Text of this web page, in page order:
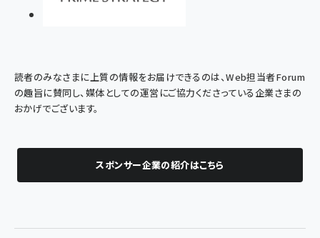
読者のみなさまに上質の情報をお届けできるのは、Web担当者Forum
の趣旨に賛同し、媒体としての運営にご協力くださっている企業さまの
おかげでございます。
スポンサー企業の紹介はこちら